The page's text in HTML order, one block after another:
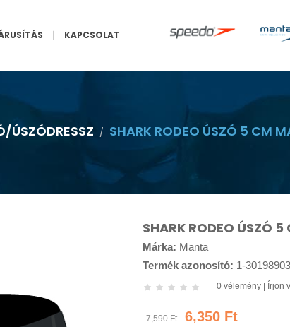
KAPCSOLAT
ÚSZÓDRESSZ SHARK RODEO ÚSZÓ 5 CM
SHARK RODEO ÚSZÓ
Márka: Manta
Termék azonosító: 1-30198903
0 vélemény Írjon
7,590 Ft 6,350 Ft